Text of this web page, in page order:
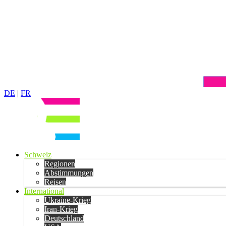
DE | FR
Schweiz
Regionen
Abstimmungen
Reisen
International
Ukraine-Krieg
Iran-Krieg
Deutschland